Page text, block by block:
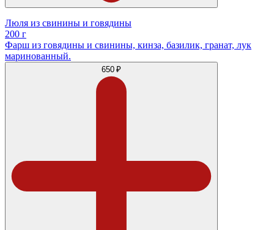
Люля из свинины и говядины
200 г
Фарш из говядины и свинины, кинза, базилик, гранат, лук
маринованный.
650 ₽